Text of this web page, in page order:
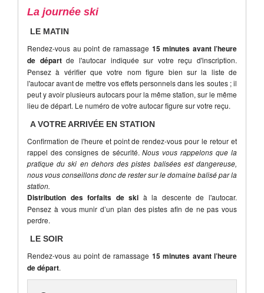
La journée ski
LE MATIN
Rendez-vous au point de ramassage 15 minutes avant l’heure
de départde l'autocar indiquée sur votre reçu d'inscription.
Pensez à vérifier que votre nom figure bien sur la liste de
l'autocar avant de mettre vos effets personnels dans les soutes ; il
peut y avoir plusieurs autocars pour la même station, sur le même
lieu de départ. Le numéro de votre autocar figure sur votre reçu.
A VOTRE ARRIVÉE EN STATION
Confirmation de l'heure et point de rendez-vous pour le retour et
rappel des consignes de sécurité.Nous vous rappelons que la
pratique du ski en dehors des pistes balisées est dangereuse,
nous vous conseillons donc de rester sur le domaine balisé par la
station.
Distribution des forfaits de ski à la descente de l'autocar.
Pensez à vous munir d’un plan des pistes afin de ne pas vous
perdre.
LE SOIR
Rendez-vous au point de ramassage 15 minutes avant l’heure
de départ.